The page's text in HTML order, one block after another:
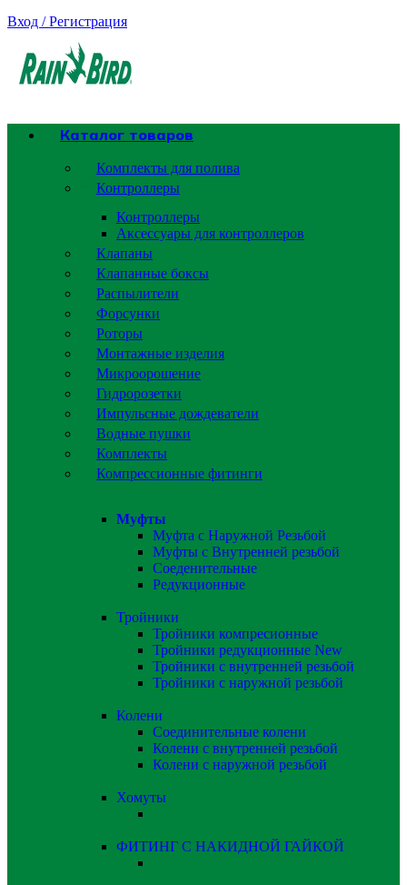
Вход / Регистрация
Каталог товаров
Комплекты для полива
Контроллеры
Контроллеры
Аксессуары для контроллеров
Клапаны
Клапанные боксы
Распылители
Форсунки
Роторы
Монтажные изделия
Микроорошение
Гидророзетки
Импульсные дождеватели
Водные пушки
Комплекты
Компрессионные фитинги
Муфты
Муфта с Наружной Резьбой
Муфты с Внутренней резьбой
Соеденительные
Редукционные
Тройники
Тройники компресионные
Тройники редукционные New
Тройники с внутренней резьбой
Тройники с наружной резьбой
Колени
Соединительные колени
Колени с внутренней резьбой
Колени с наружной резьбой
Хомуты
ФИТИНГ С НАКИДНОЙ ГАЙКОЙ